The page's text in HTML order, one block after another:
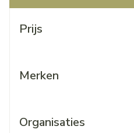
Prijs
Merken
Organisaties